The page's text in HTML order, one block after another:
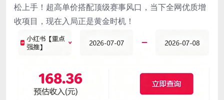
松上手！超高单价搭配顶级赛事风口，当下全网优质增
收项目，现在入局正是黄金时机！